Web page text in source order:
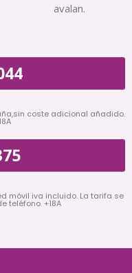
avalan.
coste adicional añadido.
móvil iva incluido. La tarifa se
teléfono. +18A